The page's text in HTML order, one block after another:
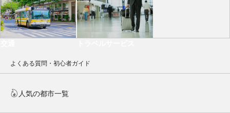
よくある質問・初心者ガイド
人気の都市一覧